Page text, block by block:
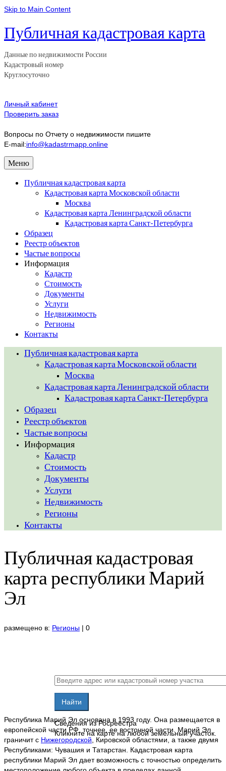
Skip to Main Content
Публичная кадастровая карта
Данные по недвижимости России
Кадастровый номер
Круглосуточно
Личный кабинет
Проверить заказ
Вопросы по Отчету о недвижимости пишите
E-mail:info@kadastrmapp.online
Меню
Публичная кадастровая карта
Кадастровая карта Московской области
Москва
Кадастровая карта Ленинградской области
Кадастровая карта Санкт-Петербурга
Образец
Реестр объектов
Частые вопросы
Информация
Кадастр
Стоимость
Документы
Услуги
Недвижимость
Регионы
Контакты
Публичная кадастровая карта
Кадастровая карта Московской области
Москва
Кадастровая карта Ленинградской области
Кадастровая карта Санкт-Петербурга
Образец
Реестр объектов
Частые вопросы
Информация
Кадастр
Стоимость
Документы
Услуги
Недвижимость
Регионы
Контакты
Публичная кадастровая
карта республики Марий
Эл
размещено в: Регионы | 0
Сведения из Росреестра
Кликните на карте на любой земельный участок.
Республика Марий Эл основана в 1993 году. Она размещается в
европейской части РФ, точнее, ее восточной части. Марий Эл
граничит с Нижегородской , Кировской областями, а также двумя
Республиками: Чувашия и Татарстан. Кадастровая карта
республики Марий Эл дает возможность с точностью определить